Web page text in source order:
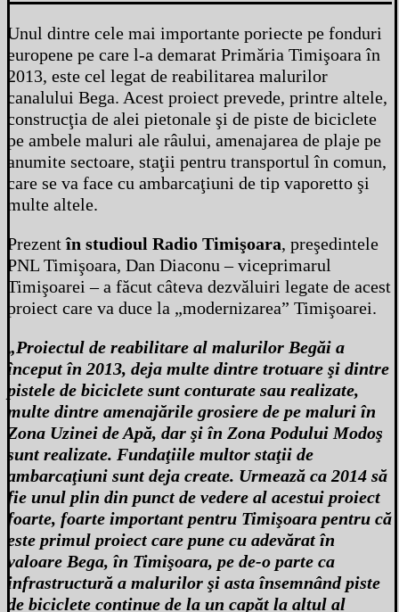
Unul dintre cele mai importante poriecte pe fonduri
europene pe care l-a demarat Primăria Timişoara în
2013, este cel legat de reabilitarea malurilor
canalului Bega. Acest proiect prevede, printre altele,
construcţia de alei pietonale şi de piste de biciclete
pe ambele maluri ale râului, amenajarea de plaje pe
anumite sectoare, staţii pentru transportul în comun,
care se va face cu ambarcaţiuni de tip vaporetto şi
multe altele.
Prezent în studioul Radio Timişoara, preşedintele
PNL Timişoara, Dan Diaconu – viceprimarul
Timişoarei – a făcut câteva dezvăluiri legate de acest
proiect care va duce la „modernizarea” Timişoarei.
„Proiectul de reabilitare al malurilor Begăi a
început în 2013, deja multe dintre trotuare şi dintre
pistele de biciclete sunt conturate sau realizate,
multe dintre amenajările grosiere de pe maluri în
Zona Uzinei de Apă, dar şi în Zona Podului Modoş
sunt realizate. Fundaţiile multor staţii de
ambarcaţiuni sunt deja create. Urmează ca 2014 să
fie unul plin din punct de vedere al acestui proiect
foarte, foarte important pentru Timişoara pentru că
este primul proiect care pune cu adevărat în
valoare Bega, în Timişoara, pe de-o parte ca
infrastructură a malurilor şi asta însemnând piste
de biciclete continue de la un capăt la altul al